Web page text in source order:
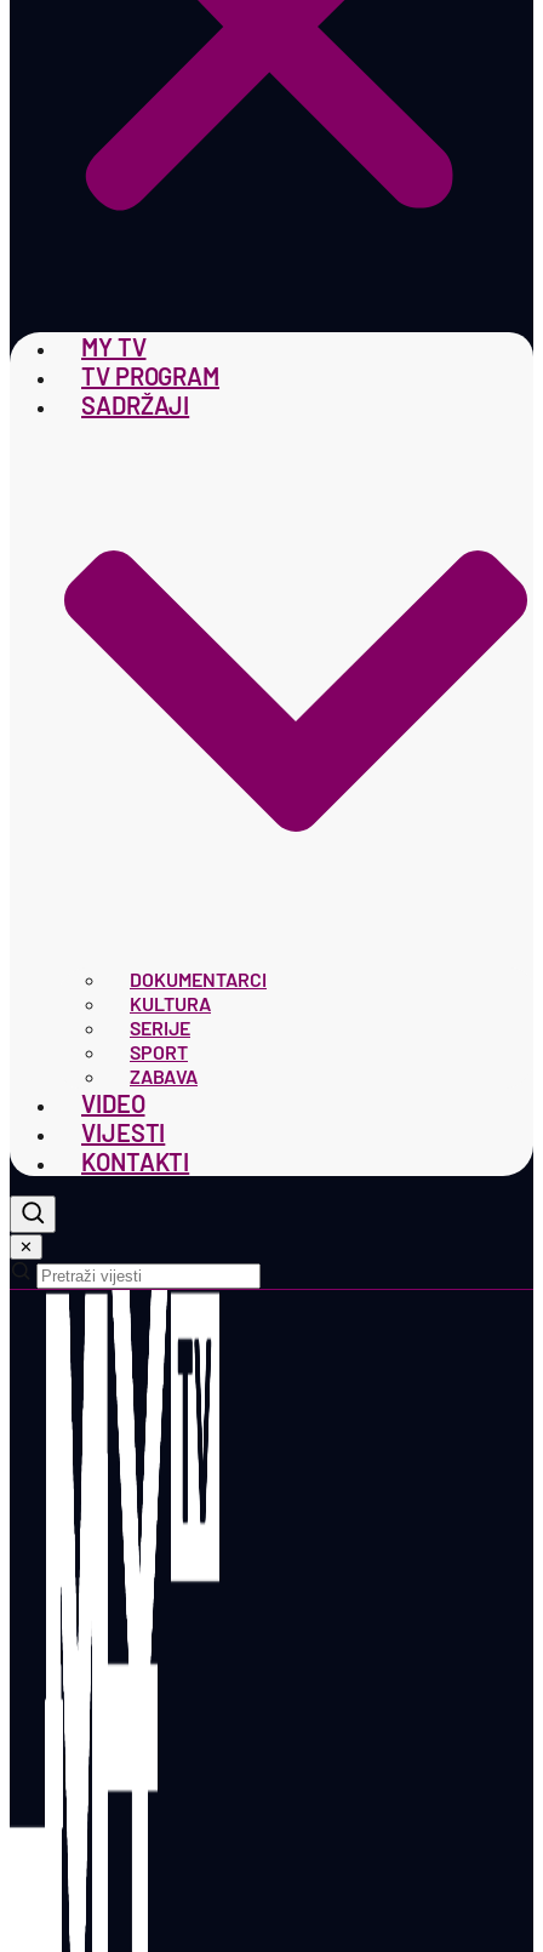
MY TV
TV PROGRAM
SADRŽAJI
DOKUMENTARCI
KULTURA
SERIJE
SPORT
ZABAVA
VIDEO
VIJESTI
KONTAKTI
✕